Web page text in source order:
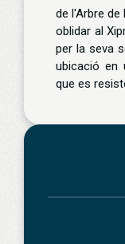
de l'Arbre de
oblidar al
per la seva
ubicació en
que es